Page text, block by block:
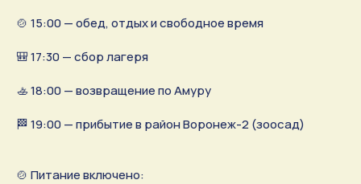
🍲 15:00 — обед, отдых и свободное время
🎒 17:30 — сбор лагеря
🚣 18:00 — возвращение по Амуру
🏁 19:00 — прибытие в район Воронеж-2 (зоосад)
🍲 Питание включено: